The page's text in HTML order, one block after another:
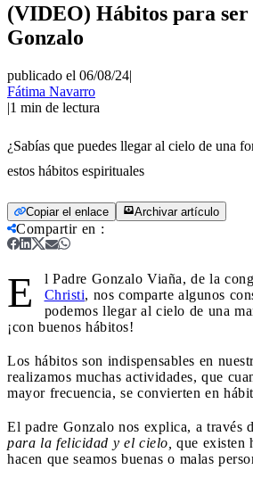
(VIDEO) Hábitos para ser
Gonzalo
publicado el 06/08/24|
Fátima Navarro
|1 min de lectura
¿Sabías que puedes llegar al cielo de una
estos hábitos espirituales
Copiar el enlace Archivar artículo
Compartir en :
E l Padre Gonzalo Viaña, de la
Christi, nos comparte algunos
podemos llegar al cielo de una
¡con buenos hábitos!
Los hábitos son indispensables en
realizamos muchas actividades, que
mayor frecuencia, se convierten en
El padre Gonzalo nos explica, a través
para la felicidad y el cielo, que existen
hacen que seamos buenas o malas